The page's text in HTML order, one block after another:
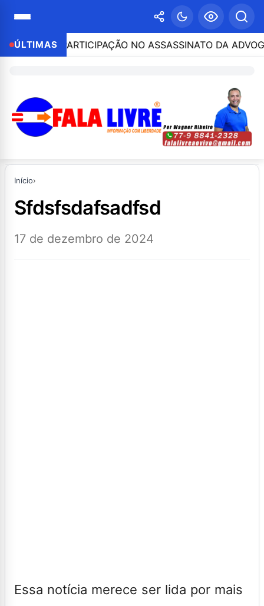
ÚLTIMAS
POR PARTICIPAÇÃO NO ASSASSINATO DA
Início›
sfdsfsdafsadfsd
17 de dezembro de 2024
Essa notícia merece ser lida por mais